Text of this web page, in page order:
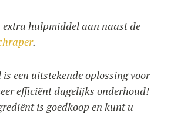
Ingrediënten
extra hulpmiddel aan naast de
.
een uitstekende oplossing voor
efficiënt dagelijks onderhoud!
is goedkoop en kunt u